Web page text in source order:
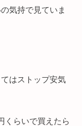
気持で見ていま
はストップ安気
くらいで買えたら